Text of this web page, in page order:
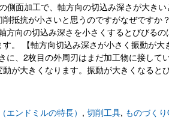
面加工で、軸方向の切込み深さが大きい
抵抗が小さいと思うのですがなぜですか
向の切込み深さを小さくするとびびるの
。 【軸方向切込み深さが小さく振動が大
、2枚目の外周刃はまだ加工物に接して
が大きくなります。振動が大きくなると
エンドミルの特長） , 切削工具, ものづく